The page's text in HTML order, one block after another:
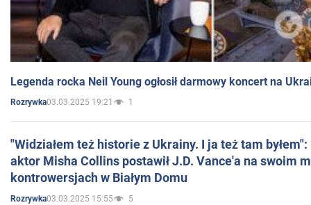
Legenda rocka Neil Young ogłosił darmowy koncert na
Rozrywka03.03.2025 19:21 1
"Widziałem też historie z Ukrainy. I ja też tam
aktor Misha Collins postawił J.D. Vance'a na swoim
kontrowersjach w Białym Domu
Rozrywka03.03.2025 15:55 5